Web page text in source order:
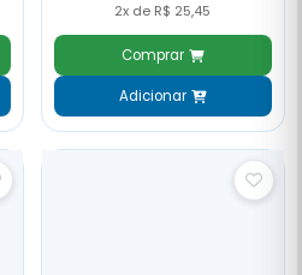
2x de R$ 25,45
Comprar
Adicionar